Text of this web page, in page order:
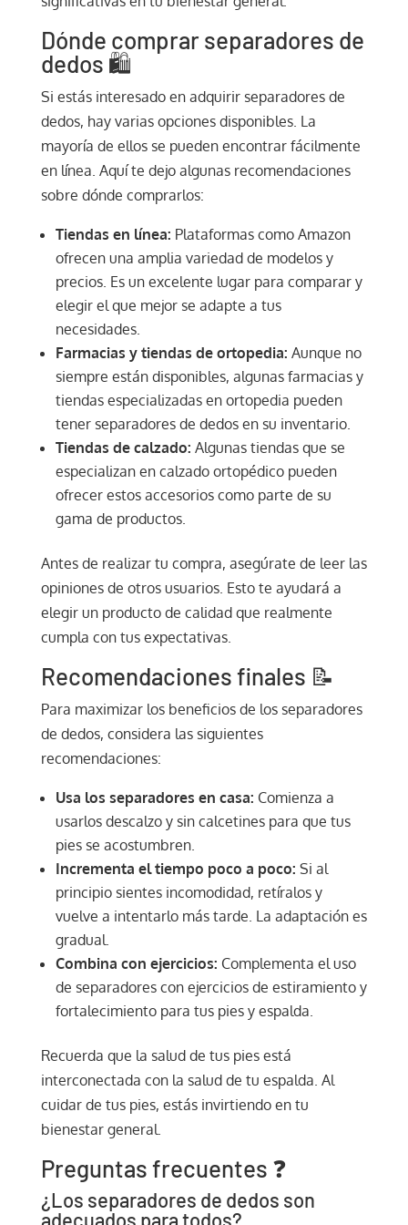
Dónde comprar separadores de
dedos 🛍️
Si estás interesado en adquirir separadores de
dedos, hay varias opciones disponibles. La
mayoría de ellos se pueden encontrar fácilmente
en línea. Aquí te dejo algunas recomendaciones
sobre dónde comprarlos:
Tiendas en línea: Plataformas como Amazon
ofrecen una amplia variedad de modelos y
precios. Es un excelente lugar para comparar y
elegir el que mejor se adapte a tus
necesidades.
Farmacias y tiendas de ortopedia: Aunque no
siempre están disponibles, algunas farmacias y
tiendas especializadas en ortopedia pueden
tener separadores de dedos en su inventario.
Tiendas de calzado: Algunas tiendas que se
especializan en calzado ortopédico pueden
ofrecer estos accesorios como parte de su
gama de productos.
Antes de realizar tu compra, asegúrate de leer las
opiniones de otros usuarios. Esto te ayudará a
elegir un producto de calidad que realmente
cumpla con tus expectativas.
Recomendaciones finales 📝
Para maximizar los beneficios de los separadores
de dedos, considera las siguientes
recomendaciones:
Usa los separadores en casa: Comienza a
usarlos descalzo y sin calcetines para que tus
pies se acostumbren.
Incrementa el tiempo poco a poco: Si al
principio sientes incomodidad, retíralos y
vuelve a intentarlo más tarde. La adaptación es
gradual.
Combina con ejercicios: Complementa el uso
de separadores con ejercicios de estiramiento y
fortalecimiento para tus pies y espalda.
Recuerda que la salud de tus pies está
interconectada con la salud de tu espalda. Al
cuidar de tus pies, estás invirtiendo en tu
bienestar general.
Preguntas frecuentes ❓
¿Los separadores de dedos son
adecuados para todos?